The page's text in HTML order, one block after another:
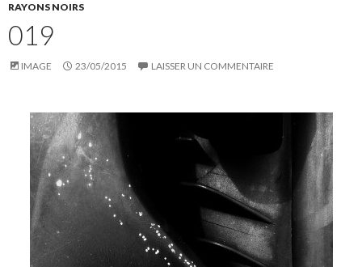
RAYONS NOIRS
019
IMAGE 23/05/2015 LAISSER UN COMMENTAIRE